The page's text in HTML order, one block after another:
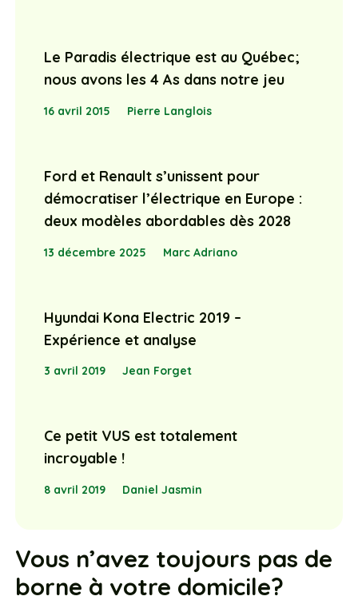
Le Paradis électrique est au Québec;
nous avons les 4 As dans notre jeu
16 avril 2015 Pierre Langlois
Ford et Renault s’unissent pour
démocratiser l’électrique en Europe :
deux modèles abordables dès 2028
13 décembre 2025 Marc Adriano
Hyundai Kona Electric 2019 –
Expérience et analyse
3 avril 2019 Jean Forget
Ce petit VUS est totalement
incroyable !
8 avril 2019 Daniel Jasmin
Vous n’avez toujours pas de
borne à votre domicile?